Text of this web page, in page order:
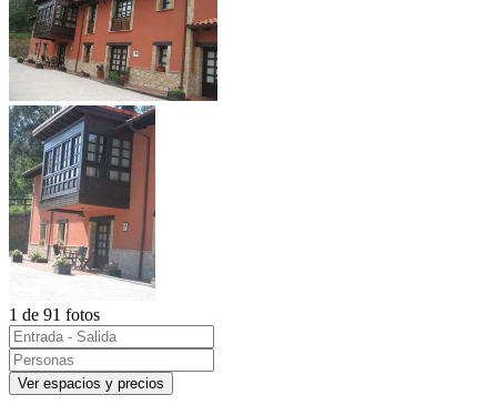
1 de 91 fotos
Ver espacios y precios